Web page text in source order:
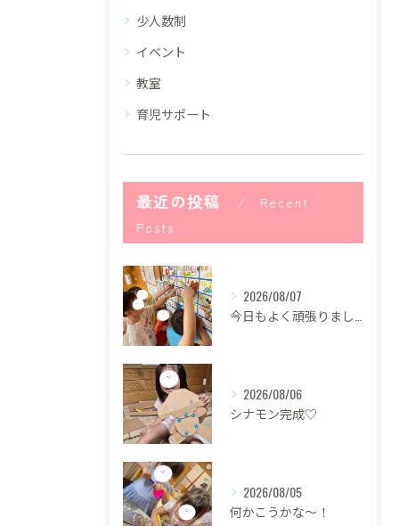
少人数制
イベント
教室
育児サポート
最近の投稿
Recent
Posts
2026/08/07
2026/08/06
シナモン完成♡
2026/08/05
何かこうかな〜！